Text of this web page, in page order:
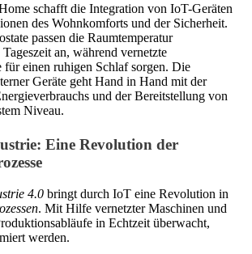
schafft die Integration von IoT-Geräten
des Wohnkomforts und der Sicherheit.
passen die Raumtemperatur
an, während vernetzte
für einen ruhigen Schlaf sorgen. Die
Geräte geht Hand in Hand mit der
und der Bereitstellung von
Niveau.
Eine Revolution der
4.0 bringt durch IoT eine Revolution in
. Mit Hilfe vernetzter Maschinen und
in Echtzeit überwacht,
werden.